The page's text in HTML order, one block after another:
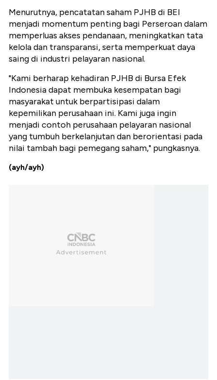
Menurutnya, pencatatan saham PJHB di BEI
menjadi momentum penting bagi Perseroan dalam
memperluas akses pendanaan, meningkatkan tata
kelola dan transparansi, serta memperkuat daya
saing di industri pelayaran nasional.
"Kami berharap kehadiran PJHB di Bursa Efek
Indonesia dapat membuka kesempatan bagi
masyarakat untuk berpartisipasi dalam
kepemilikan perusahaan ini. Kami juga ingin
menjadi contoh perusahaan pelayaran nasional
yang tumbuh berkelanjutan dan berorientasi pada
nilai tambah bagi pemegang saham," pungkasnya.
(ayh/ayh)